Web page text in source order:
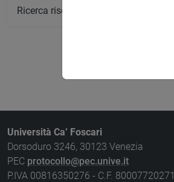
Ricerca risorse bibliografiche
Università Ca’ Foscari
Dorsoduro 3246, 30123 Venezia
PEC protocollo@pec.unive.it
P.IVA 00816350276 - C.F. 80007720271